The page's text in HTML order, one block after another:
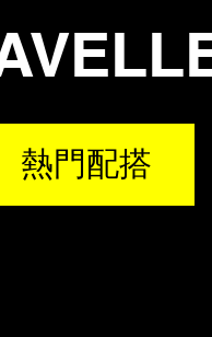
熱門配搭